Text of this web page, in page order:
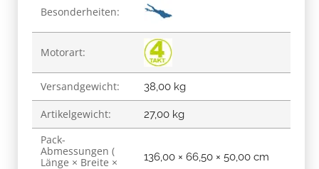
Besonderheiten:
Motorart:
Versandgewicht: 38,00 kg
Artikelgewicht: 27,00 kg
Pack-
Abmessungen (
Länge × Breite ×
136,00 × 66,50 × 50,00 cm